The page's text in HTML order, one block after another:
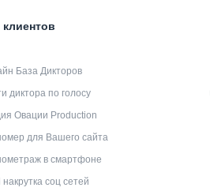
База Дикторов
диктора по голосу
Овации Production
для Вашего сайта
в смартфоне
накрутка соц сетей